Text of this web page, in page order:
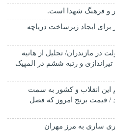
و فرهنگ شهدا است.
اعتبار برای ایجاد زیرساخت دریاچه
دولت در مازندران/ تجلیل از هانیه
و رتبه ششم در المپیک
این انقلاب و کشور به سمت
/ قیمت برنج امروز که فصل
ساری به مرز مهران